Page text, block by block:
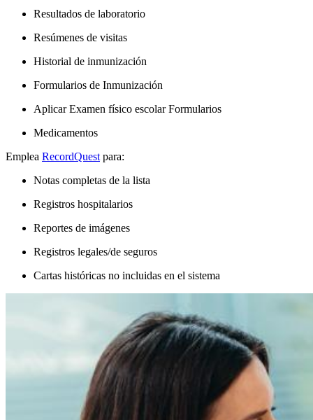
Resultados de laboratorio
Resúmenes de visitas
Historial de inmunización
Formularios de Inmunización
Aplicar Examen físico escolar Formularios
Medicamentos
Emplea RecordQuest para:
Notas completas de la lista
Registros hospitalarios
Reportes de imágenes
Registros legales/de seguros
Cartas históricas no incluidas en el sistema